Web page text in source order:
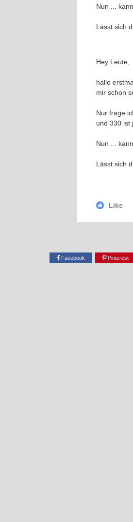
Nun ...
Lässt sich
Hey Leute,
hallo
mir schon
Nur frage
und 330 ist
Nun ...
Lässt sich
Like
Facebook Pinterest